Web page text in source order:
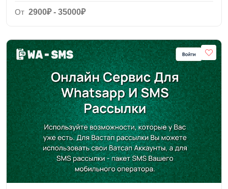
От 2900₽ - 35000₽